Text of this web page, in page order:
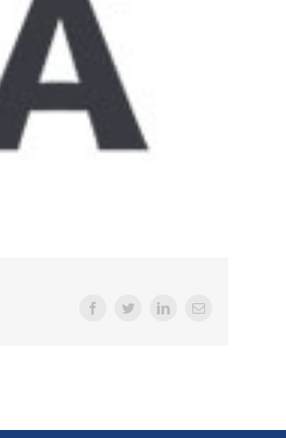
FacebookTwitterLinkedIn
E-